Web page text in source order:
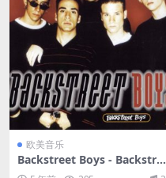
欧美音乐
Backstreet Boys - Backstre
et Boys（1996/FLAC/分轨/3